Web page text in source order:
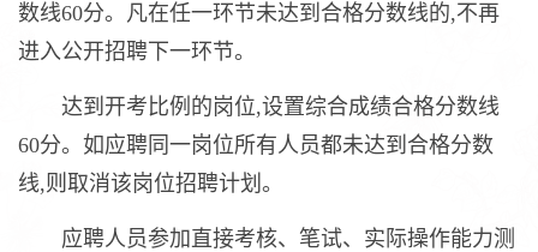
数线60分。凡在任一环节未达到合格分数线的,不再
进入公开招聘下一环节。
达到开考比例的岗位,设置综合成绩合格分数线
60分。如应聘同一岗位所有人员都未达到合格分数
线,则取消该岗位招聘计划。
应聘人员参加直接考核、笔试、实际操作能力测